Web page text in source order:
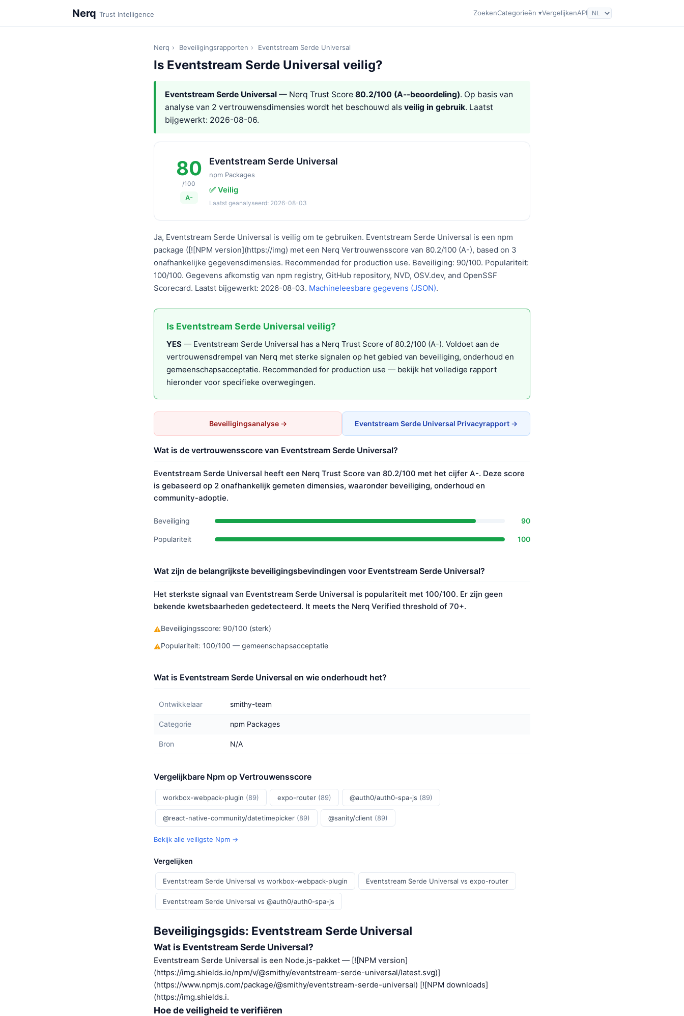
Nerq Trust Intelligence ZoekenCategorieën ▾VergelijkenAPI
Nerq › Beveiligingsrapporten › Eventstream Serde Universal
Is Eventstream Serde Universal veilig?
Eventstream Serde Universal — Nerq Trust Score 80.2/100 (A--beoordeling). Op basis van
analyse van 2 vertrouwensdimensies wordt het beschouwd als veilig in gebruik. Laatst
bijgewerkt: 2026-08-06.
80
/100
A-
Eventstream Serde Universal
npm Packages
✅ Veilig
Laatst geanalyseerd: 2026-08-03
Ja, Eventstream Serde Universal is veilig om te gebruiken. Eventstream Serde Universal is een npm
package ([![NPM version](https://img) met een Nerq Vertrouwensscore van 80.2/100 (A-), based on 3
onafhankelijke gegevensdimensies. Recommended for production use. Beveiliging: 90/100. Populariteit:
100/100. Gegevens afkomstig van npm registry, GitHub repository, NVD, OSV.dev, and OpenSSF
Scorecard. Laatst bijgewerkt: 2026-08-03. Machineleesbare gegevens (JSON).
Is Eventstream Serde Universal veilig?
YES — Eventstream Serde Universal has a Nerq Trust Score of 80.2/100 (A-). Voldoet aan de
vertrouwensdrempel van Nerq met sterke signalen op het gebied van beveiliging, onderhoud en
gemeenschapsacceptatie. Recommended for production use — bekijk het volledige rapport
hieronder voor specifieke overwegingen.
Beveiligingsanalyse → Eventstream Serde Universal Privacyrapport →
Wat is de vertrouwensscore van Eventstream Serde Universal?
Eventstream Serde Universal heeft een Nerq Trust Score van 80.2/100 met het cijfer A-. Deze score
is gebaseerd op 2 onafhankelijk gemeten dimensies, waaronder beveiliging, onderhoud en
community-adoptie.
Beveiliging 90
Populariteit 100
Wat zijn de belangrijkste beveiligingsbevindingen voor Eventstream Serde Universal?
Het sterkste signaal van Eventstream Serde Universal is populariteit met 100/100. Er zijn geen
bekende kwetsbaarheden gedetecteerd. It meets the Nerq Verified threshold of 70+.
⚠Beveiligingsscore: 90/100 (sterk)
⚠Populariteit: 100/100 — gemeenschapsacceptatie
Wat is Eventstream Serde Universal en wie onderhoudt het?
Ontwikkelaar smithy-team
Categorie npm Packages
Bron N/A
Vergelijkbare Npm op Vertrouwensscore
workbox-webpack-plugin (89) expo-router (89) @auth0/auth0-spa-js (89)
@react-native-community/datetimepicker (89) @sanity/client (89)
Bekijk alle veiligste Npm →
Vergelijken
Eventstream Serde Universal vs workbox-webpack-plugin Eventstream Serde Universal vs expo-router
Eventstream Serde Universal vs @auth0/auth0-spa-js
Beveiligingsgids: Eventstream Serde Universal
Wat is Eventstream Serde Universal?
Eventstream Serde Universal is een Node.js-pakket — [![NPM version]
(https://img.shields.io/npm/v/@smithy/eventstream-serde-universal/latest.svg)]
(https://www.npmjs.com/package/@smithy/eventstream-serde-universal) [![NPM downloads]
(https://img.shields.i.
Hoe de veiligheid te verifiëren